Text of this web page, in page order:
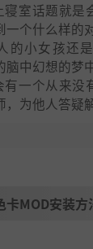
寝室话题就是
个什么样的
的小女孩还
中幻想的梦
一个从来没
为他人答疑解
MOD安装方